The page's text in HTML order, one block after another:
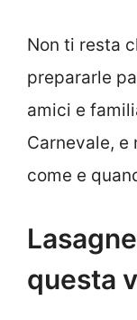
Non ti resta
prepararle
amici e
Carnevale, e
come e
questa